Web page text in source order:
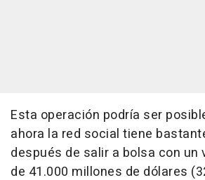
Esta operación podría ser
ahora la red social tiene
después de salir a bolsa con un
de 41.000 millones de dólares